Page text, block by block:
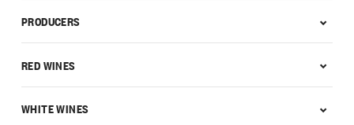
PRODUCERS
RED WINES
WHITE WINES